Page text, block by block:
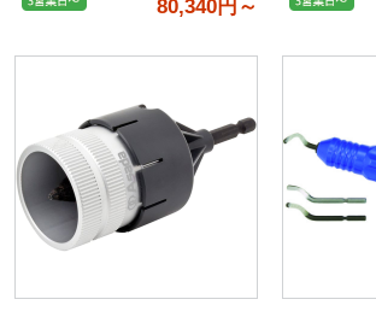
80,340円～